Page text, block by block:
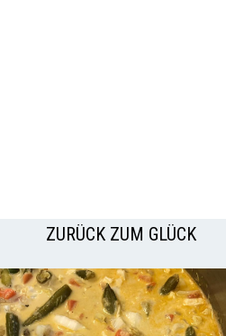
ZURÜCK ZUM GLÜCK